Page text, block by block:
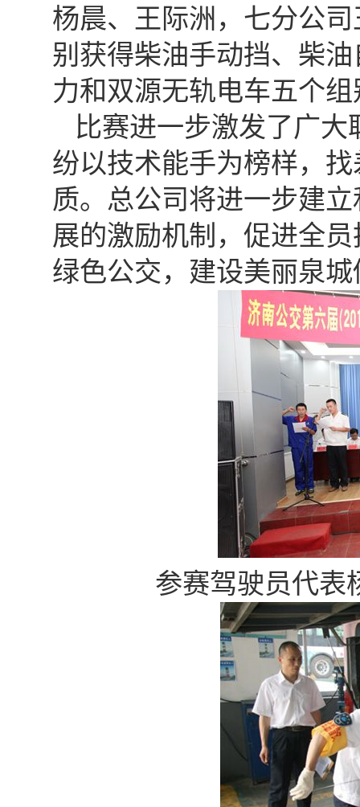
杨晨、王际洲，七分公
别获得柴油手动挡、柴
力和双源无轨电车五个
比赛进一步激发了广
纷以技术能手为榜样，
质。总公司将进一步建
展的激励机制，促进全
绿色公交，建设美丽泉
参赛驾驶员代表